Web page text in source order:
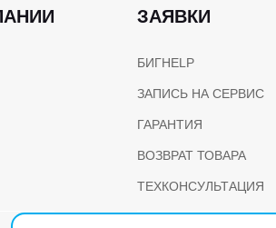
ЗАЯВКИ
БИГHELP
ЗАПИСЬ НА СЕРВИС
ГАРАНТИЯ
ВОЗВРАТ ТОВАРА
ТЕХКОНСУЛЬТАЦИЯ